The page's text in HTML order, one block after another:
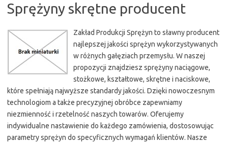
Sprężyny skrętne producent
Zakład Produkcji Sprężyn to sławny producent
najlepszej jakości sprężyn wykorzystywanych
w różnych gałęziach przemysłu. W naszej
propozycji znajdziesz sprężyny naciągowe,
stożkowe, kształtowe, skrętne i naciskowe,
które spełniają najwyższe standardy jakości. Dzięki nowoczesnym
technologiom a także precyzyjnej obróbce zapewniamy
niezmienność i rzetelność naszych towarów. Oferujemy
indywidualne nastawienie do każdego zamówienia, dostosowując
parametry sprężyn do specyficznych wymagań klientów. Nasze